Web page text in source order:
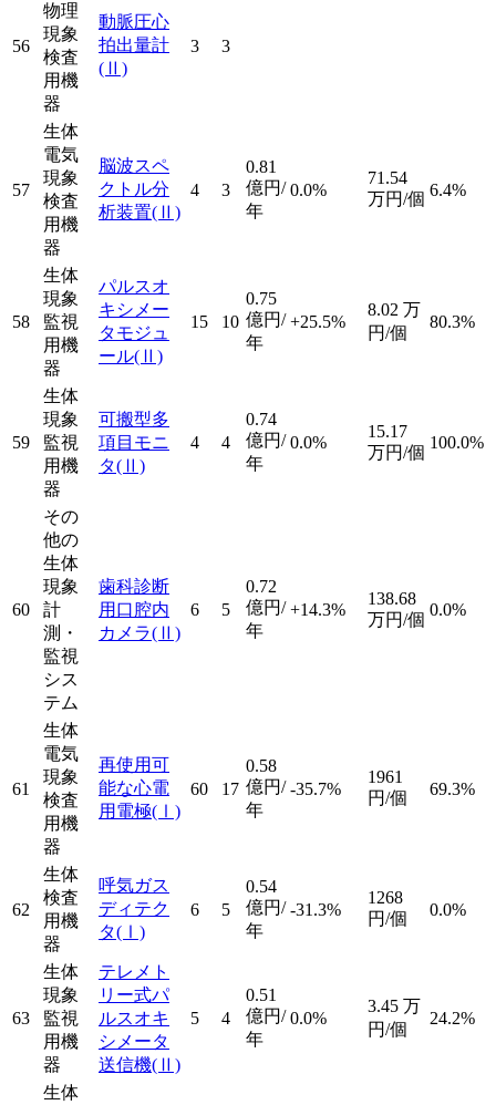
56
物理
現象
検査
用機
器
動脈圧心
拍出量計
(Ⅱ)
3 3
57
生体
電気
現象
検査
用機
器
脳波スペ
クトル分
析装置(Ⅱ)
4 3
0.81
億円/
年
0.0%
71.54
万円/個 6.4%
58
生体
現象
監視
用機
器
パルスオ
キシメー
タモジュ
ール(Ⅱ)
15 10
0.75
億円/
年
+25.5%
8.02 万
円/個
80.3%
59
生体
現象
監視
用機
器
可搬型多
項目モニ
タ(Ⅱ)
4 4
0.74
億円/
年
0.0%
15.17
万円/個
100.0%
60
その
他の
生体
現象
計
測・
監視
シス
テム
歯科診断
用口腔内
カメラ(Ⅱ)
6 5
0.72
億円/
年
+14.3%
138.68
万円/個
0.0%
61
生体
電気
現象
検査
用機
器
再使用可
能な心電
用電極(Ⅰ)
60 17
0.58
億円/
年
-35.7%
1961
円/個
69.3%
62
生体
検査
用機
器
呼気ガス
ディテク
タ(Ⅰ)
6 5
0.54
億円/
年
-31.3%
1268
円/個
0.0%
63
生体
現象
監視
用機
器
テレメト
リー式パ
ルスオキ
シメータ
送信機(Ⅱ)
5 4
0.51
億円/
年
0.0%
3.45 万
円/個
24.2%
生体